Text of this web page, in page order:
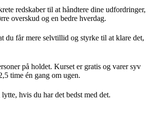
redskaber til at håndtere dine udfordringer,
overskud og en bedre hverdag.
du får mere selvtillid og styrke til at klare det,
på holdet. Kurset er gratis og varer syv
time én gang om ugen.
hvis du har det bedst med det.